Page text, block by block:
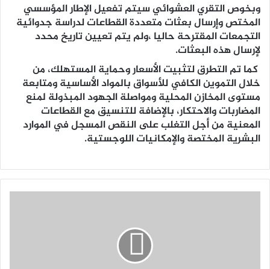
وبخوص التقري العشوائي سيتم تفعيل الإطار المؤسسي
المختص وإرسال بعثات متعددة القطاعات لدراسة جدوائية
التجمعات المقترحة حاليا ،ولم يتم تعيين تاريخ محدد
لإرسال هذه البعثات.
كما تم التطرق لتثبيت الأسعار وحماية المستهلك، من
خلال التموين الكافي للأسواق بالمواد الأساسية ومتابعة
مستوى المخازن المحلية ومواصلة الجهود المبذولة لمنع
المضاربات والاحتكار، بالإضافة للتنسيق مع القطاعات
المعنية من أجل التغلب على النقص المسجل في الموارد
البشرية المختصة والإمكانيات اللوجستية.